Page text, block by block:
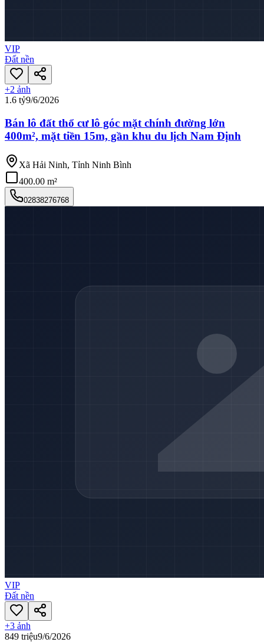
VIP
Đất nền
+2 ảnh
1.6 tỷ9/6/2026
Bán lô đất thổ cư lô góc mặt chính đường lớn
400m², mặt tiền 15m, gần khu du lịch Nam Định
Xã Hải Ninh, Tỉnh Ninh Bình
400.00 m²
02838276768
VIP
Đất nền
+3 ảnh
849 triệu9/6/2026